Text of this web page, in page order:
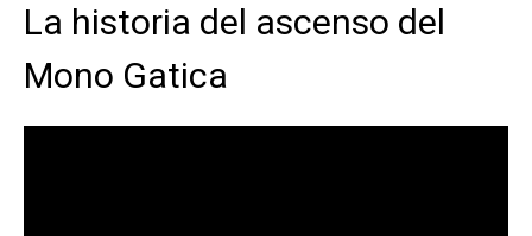
La historia del ascenso del
Mono Gatica